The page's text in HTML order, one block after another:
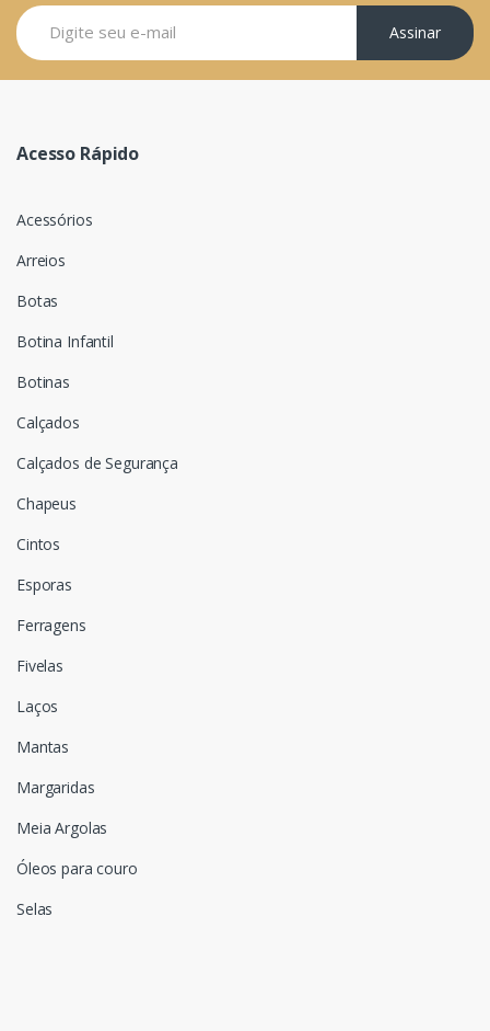
Assinar
Acesso Rápido
Acessórios
Arreios
Botas
Botina Infantil
Botinas
Calçados
Calçados de Segurança
Chapeus
Cintos
Esporas
Ferragens
Fivelas
Laços
Mantas
Margaridas
Meia Argolas
Óleos para couro
Selas